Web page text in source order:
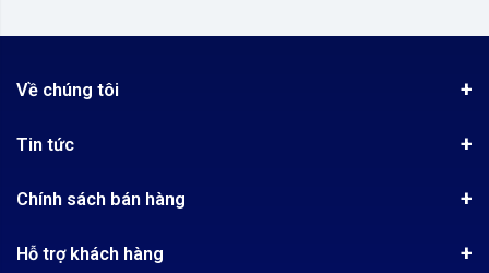
Về chúng tôi
Quy chế hoạt động
Tra cứu đơn hàng
Tin tức
Công nghệ - Sản phẩm mới
Chính sách bán hàng
Hỗ trợ khách hàng